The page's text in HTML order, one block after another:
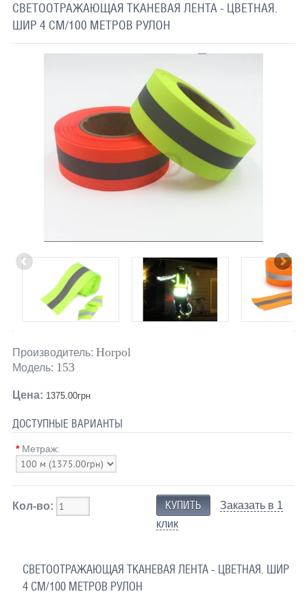
ПРИМЕНЕНИЕ
СВЯЗАТЬСЯ С НАМИ
СВЕТООТРАЖАЮЩАЯ ТКАНЕВАЯ ЛЕНТА - ЦВЕТНАЯ.
ШИР 4 СМ/100 МЕТРОВ РУЛОН
Производитель: Horpol
Модель: 153
Цена: 1375.00грн
ДОСТУПНЫЕ ВАРИАНТЫ
* Метраж:
Кол-во:
Заказать в 1
клик
СВЕТООТРАЖАЮЩАЯ ТКАНЕВАЯ ЛЕНТА - ЦВЕТНАЯ. ШИР
4 СМ/100 МЕТРОВ РУЛОН